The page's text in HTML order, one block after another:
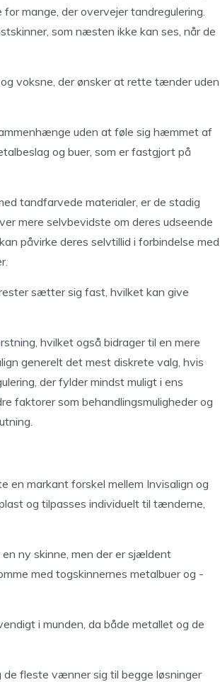
mange, der overvejer tandregulering.
som næsten ikke kan ses, når de
voksne, der ønsker at rette tænder uden
uden at føle sig hæmmet af
og buer, som er fastgjort på
tandfarvede materialer, er de stadig
mere selvbevidste om deres udseende
påvirke deres selvtillid i forbindelse med
sætter sig fast, hvilket kan give
hvilket også bidrager til en mere
generelt det mest diskrete valg, hvis
der fylder mindst muligt i ens
faktorer som behandlingsmuligheder og
en markant forskel mellem Invisalign og
og tilpasses individuelt til tænderne,
ny skinne, men der er sjældent
med togskinnernes metalbuer og -
i munden, da både metallet og de
fleste vænner sig til begge løsninger